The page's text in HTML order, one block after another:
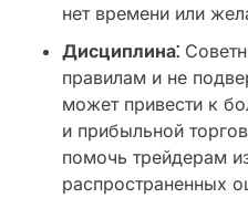
нет времени или
Дисциплина⁚
правилам и не
может привести к
и прибыльной
помочь трейдерам
распространенных